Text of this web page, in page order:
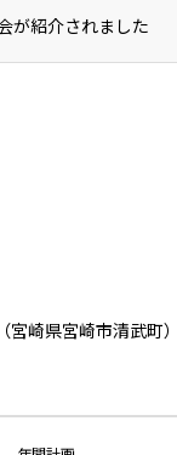
が紹介されました
崎県宮崎市清武町）